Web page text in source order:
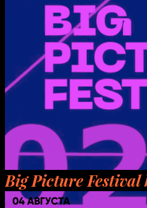
Big Picture Festival
04 АВГУСТА